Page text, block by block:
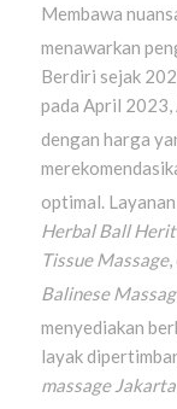
Membawa
menawarkan
Berdiri sejak
pada April 2023,
dengan harga
optimal.
Herbal Ball
Tissue Massage,
Balinese
menyediakan
layak
massage Jakarta